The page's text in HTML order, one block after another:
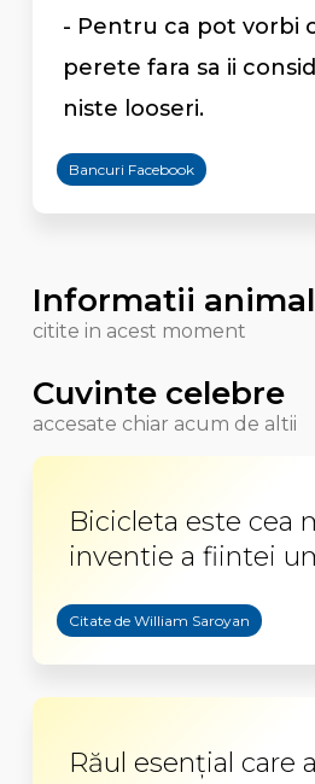
- Pentru ca pot vorbi
perete fara sa ii
niste looseri.
Bancuri Facebook
Informatii
citite in acest moment
Cuvinte celebre
accesate chiar acum de altii
Bicicleta este cea
inventie a fiintei
Citate de William Saroyan
Răul esenţial care